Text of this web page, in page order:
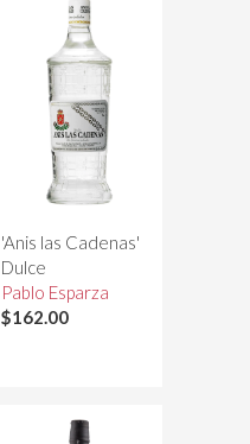
'Anis las Cadenas'
Dulce
Pablo Esparza
$162.00